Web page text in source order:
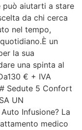
aiutarti a stare
da chi cerca
nel tempo,
un
la sua
una spinta al
€ + IVA
Sedute 5 Confort
UN
Infusione? La
medico